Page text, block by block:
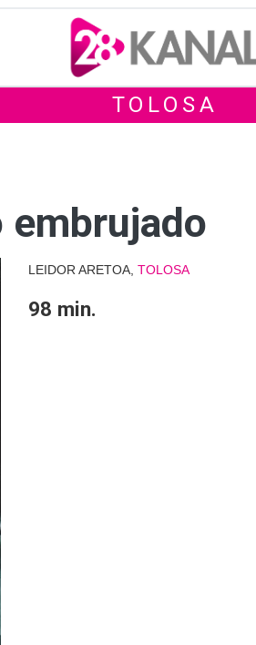
TOLOSA
embrujado
LEIDOR ARETOA, TOLOSA
98 min.